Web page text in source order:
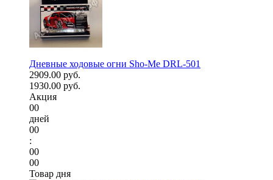
Дневные ходовые огни Sho-Me DRL-501
2909.00 руб.
1930.00 руб.
Акция
00
дней
00
:
00
00
Товар дня